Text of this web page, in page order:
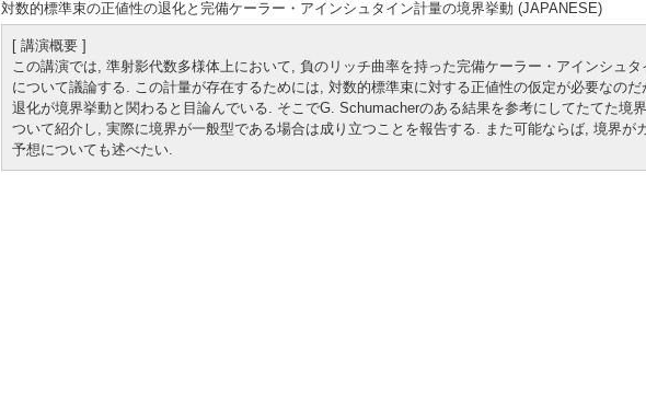
対数的標準束の正値性の退化と完備ケーラー・アインシュタイン計量の境界挙動 (JAPANESE)
[ 講演概要 ]
この講演では, 準射影代数多様体上において, 負のリッチ曲率を持った完備ケーラー・アインシュ
について議論する. この計量が存在するためには, 対数的標準束に対する正値性の仮定が必要なの
退化が境界挙動と関わると目論んでいる. そこでG. Schumacherのある結果を参考にしてたてた境
ついて紹介し, 実際に境界が一般型である場合は成り立つことを報告する. また可能ならば, 境界が
予想についても述べたい.